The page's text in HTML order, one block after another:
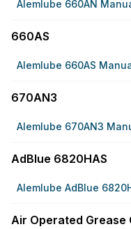
Alemlube 660AN
660AS
Alemlube 660AS
670AN3
Alemlube 670AN3
AdBlue 6820HAS
Alemlube AdBlue
Air Operated Grease